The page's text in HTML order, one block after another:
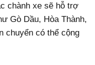
chành xe sẽ hỗ trợ
Gò Dầu, Hòa Thành,
chuyển có thể cộng